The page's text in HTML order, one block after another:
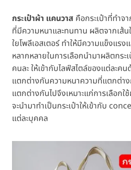
กระเป๋าผ้า แคนวาส คือกระเป๋าที่ทำจ
ที่มีความหนาและทนทาน ผลิตจากเส้
ใยโพลีเอสเตอร์ ทำให้มีความแข็งแร
หลากหลายในการเลือกนำมาผลิตกร
คนละ ให้เข้ากับไลฟ์สไตล์ของแต่ละค
แตกต่างกันความหนาความที่แตกต่า
แตกต่างกันไปจึงเหมาะแก่การเลือกใ
จะนำมาทำเป็นกระเป๋าให้เข้ากับ
แต่ละบุคคล